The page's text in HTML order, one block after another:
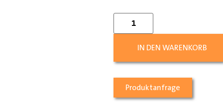
IN DEN WARENKORB
Produktanfrage